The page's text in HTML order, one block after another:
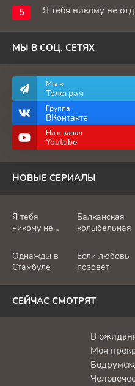
Я тебя никому не
МЫ В СОЦ. СЕТЯХ
Мы в
Телеграм
Группа
ВКонтакте
Наш канал
Youtube
НОВЫЕ СЕРИАЛЫ
Я тебя
никому не
Балканская
колыбельная
Однажды в
Стамбуле
Если любовь
позовёт
СЕЙЧАС СМОТРЯТ
В
Моя